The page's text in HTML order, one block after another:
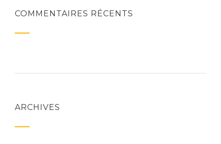
COMMENTAIRES RÉCENTS
ARCHIVES